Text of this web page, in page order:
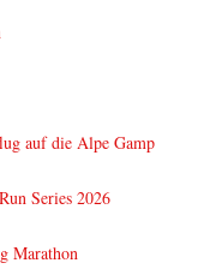
auf die Alpe Gamp
Series 2026
Marathon